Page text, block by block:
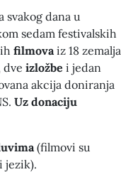
dana u
sedam festivalskih
filmova iz 18 zemalja
dve izložbe i jedan
akcija doniranja
Uz donaciju
(filmovi su
jezik).